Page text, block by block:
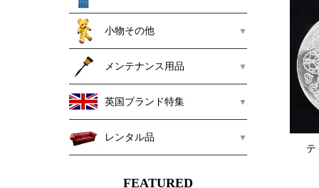
小物その他
メンテナンス用品
英国ブランド特集
レンタル品
FEATURED
テ